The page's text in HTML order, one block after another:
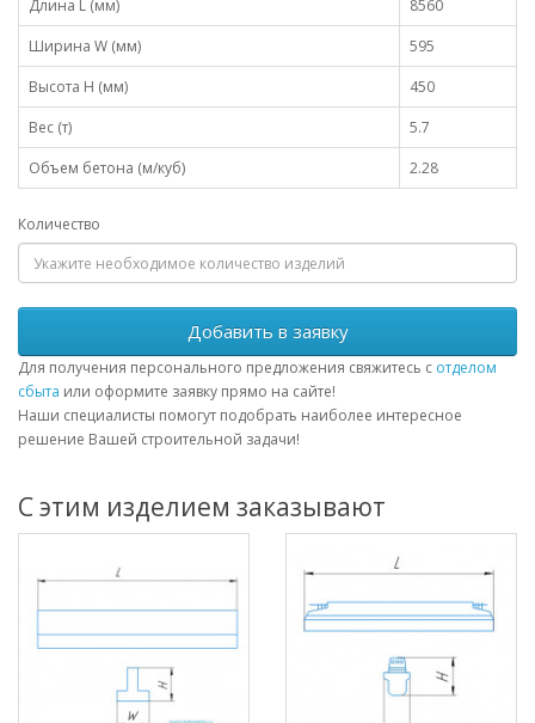
Длина L (мм)
8560
Ширина W (мм)
595
Высота H (мм)
450
Вес (т)
5.7
Объем бетона (м/куб)
2.28
Количество
Добавить в заявку
Для получения персонального предложения свяжитесь с отделом
сбыта или оформите заявку прямо на сайте!
Наши специалисты помогут подобрать наиболее интересное
решение Вашей строительной задачи!
С этим изделием заказывают